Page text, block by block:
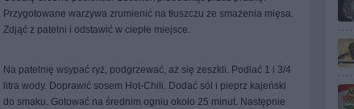
Przygotowane warzywa zrumienić na tłuszczu ze smażenia mięsa.
Zdjąć z patelni i odstawić w ciepłe miejsce.
Na patelnię wsypać ryż, podgrzewać, aż się zeszkli. Podlać 1 i 3/4
litra wody. Doprawić sosem Hot-Chili. Dodać sól i pieprz kajeński
do smaku. Gotować na średnim ogniu około 25 minut. Następnie